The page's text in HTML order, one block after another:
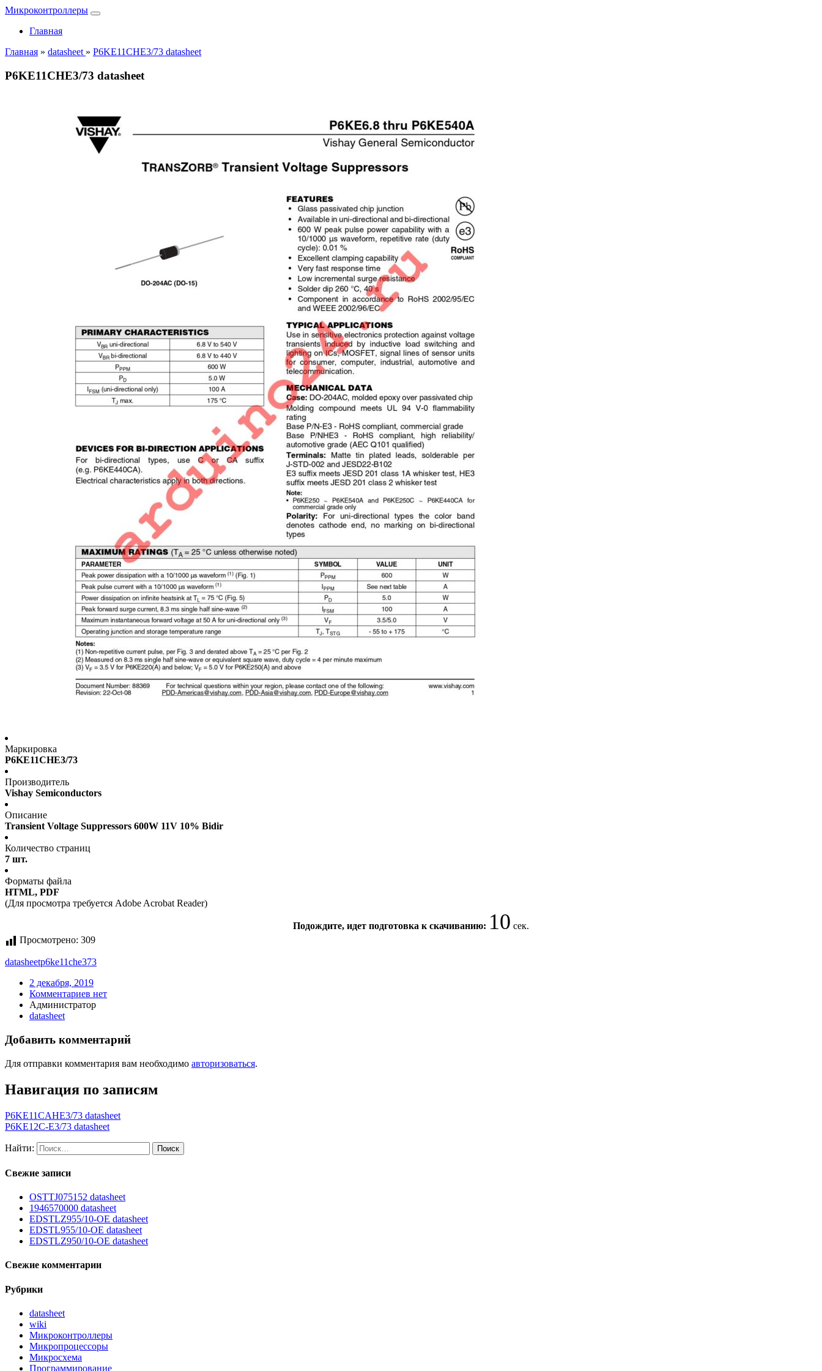
Микроконтроллеры
Главная
Главная » datasheet » P6KE11CHE3/73 datasheet
P6KE11CHE3/73 datasheet
Маркировка
P6KE11CHE3/73
Производитель
Vishay Semiconductors
Описание
Transient Voltage Suppressors 600W 11V 10% Bidir
Количество страниц
7 шт.
Форматы файла
HTML, PDF
(Для просмотра требуется Adobe Acrobat Reader)
Подождите, идет подготовка к скачиванию: 10 сек.
Просмотрено: 309
datasheetp6ke11che373
2 декабря, 2019
Комментариев нет
Администратор
datasheet
Добавить комментарий
Для отправки комментария вам необходимо авторизоваться.
Навигация по записям
P6KE11CAHE3/73 datasheet
P6KE12C-E3/73 datasheet
Найти:
Свежие записи
OSTTJ075152 datasheet
1946570000 datasheet
EDSTLZ955/10-OE datasheet
EDSTL955/10-OE datasheet
EDSTLZ950/10-OE datasheet
Свежие комментарии
Рубрики
datasheet
wiki
Микроконтроллеры
Микропроцессоры
Микросхема
Программирование